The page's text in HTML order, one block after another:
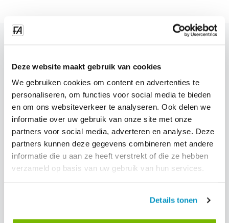
Deze website maakt gebruik van cookies
We gebruiken cookies om content en advertenties te
personaliseren, om functies voor social media te bieden
en om ons websiteverkeer te analyseren. Ook delen we
informatie over uw gebruik van onze site met onze
partners voor social media, adverteren en analyse. Deze
partners kunnen deze gegevens combineren met andere
informatie die u aan ze heeft verstrekt of die ze hebben
verzameld op basis van uw gebruik van hun services.
Details tonen